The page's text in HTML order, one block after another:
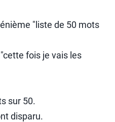
"liste de 50 mots
fois je vais les
sur 50.
disparu.